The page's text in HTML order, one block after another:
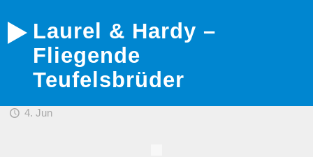
Laurel & Hardy –
Fliegende
Teufelsbrüder
4. Jun